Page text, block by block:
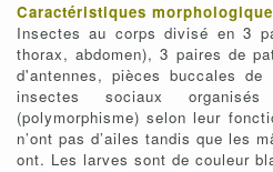
Caractéristiques
Insectes au corps divisé en 3
thorax, abdomen), 3 paires de
d'antennes, pièces buccales
insectes sociaux
(polymorphisme) selon leur
n’ont pas d’ailes tandis que les
ont. Les larves sont de couleur